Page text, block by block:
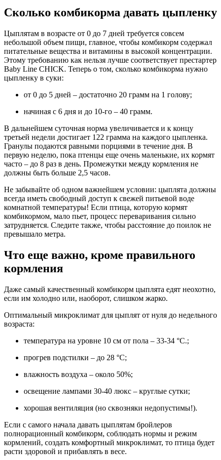
Сколько комбикорма давать цыпленку
Цыплятам в возрасте от 0 до 7 дней требуется совсем
небольшой объем пищи, главное, чтобы комбикорм содержал
питательные вещества и витамины в высокой концентрации.
Этому требованию как нельзя лучше соответствует престартер
Baby Line CHICK. Теперь о том, сколько комбикорма нужно
цыпленку в суки:
от 0 до 5 дней – достаточно 20 грамм на 1 голову;
начиная с 6 дня и до 10-го – 40 грамм.
В дальнейшем суточная норма увеличивается и к концу
третьей недели достигает 122 грамма на каждого цыпленка.
Гранулы подаются равными порциями в течение дня. В
первую неделю, пока птенцы еще очень маленькие, их кормят
часто – до 8 раз в день. Промежутки между кормления не
должны быть больше 2,5 часов.
Не забывайте об одном важнейшем условии: цыплята должны
всегда иметь свободный доступ к свежей питьевой воде
комнатной температуры! Если птица, которую кормят
комбикормом, мало пьет, процесс переваривания сильно
затрудняется. Следите также, чтобы расстояние до поилок не
превышало метра.
Что еще важно, кроме правильного
кормления
Даже самый качественный комбикорм цыплята едят неохотно,
если им холодно или, наоборот, слишком жарко.
Оптимальный микроклимат для цыплят от нуля до недельного
возраста:
температура на уровне 10 см от пола – 33-34 °C.;
прогрев подстилки – до 28 °C;
влажность воздуха – около 50%;
освещение лампами 30-40 люкс – круглые сутки;
хорошая вентиляция (но сквозняки недопустимы!).
Если с самого начала давать цыплятам бройлеров
полнорационный комбикорм, соблюдать нормы и режим
кормлений, создать комфортный микроклимат, то птица будет
расти здоровой и прибавлять в весе.